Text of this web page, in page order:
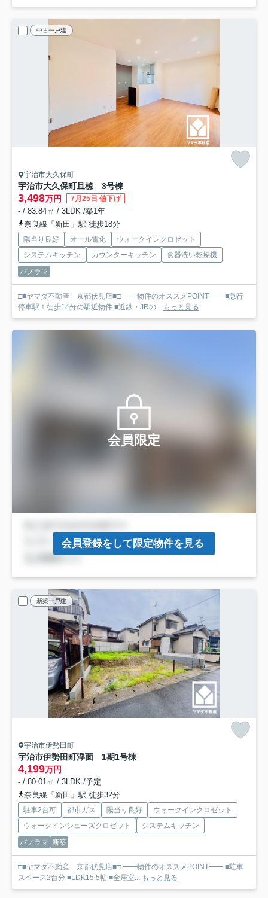
中古一戸建
宇治市大久保町
宇治市大久保町旦椋 3号棟
3,498万円 7月25日 値下げ
- / 83.84㎡ / 3LDK /築1年
奈良線「新田」駅 徒歩18分
陽当り良好 オール電化
ウォークインクロゼット
システムキッチン
カウンターキッチン
食器洗い乾燥機
パノラマ
□■ヤマダ不動産 京都伏見店■□ ━━物件のオススメPOINT━━ ■急行
停車駅！徒歩14分の駅近物件 ■近鉄・JRの... もっと見る
会員限定
会員登録をして限定物件を見る
新築一戸建
宇治市伊勢田町
宇治市伊勢田町浮面 1期1号棟
4,199万円
- / 80.01㎡ / 3LDK /予定
奈良線「新田」駅 徒歩32分
駐車2台可 都市ガス 陽当り良好
ウォークインクロゼット
ウォークインシューズクロゼット
システムキッチン
パノラマ 新築
□■ヤマダ不動産 京都伏見店■□ ━━物件のオススメPOINT━━ ■駐車
スペース2台分 ■LDK15.5帖 ■全居室... もっと見る